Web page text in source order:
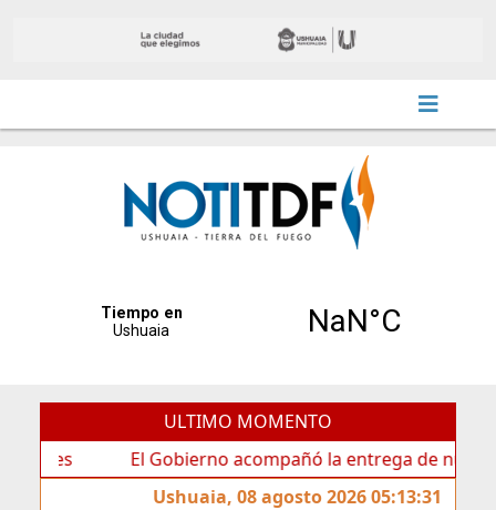
ULTIMO MOMENTO
El Gobierno acompañó la entrega de nueva
Ushuaia, 08 agosto 2026 05:13:31